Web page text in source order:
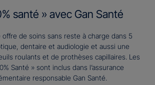
santé » avec Gan Santé
offre de soins sans reste à charge dans 5
dentaire et audiologie et aussi une
roulants et de prothèses capillaires. Les
Santé » sont inclus dans l’assurance
responsable Gan Santé.